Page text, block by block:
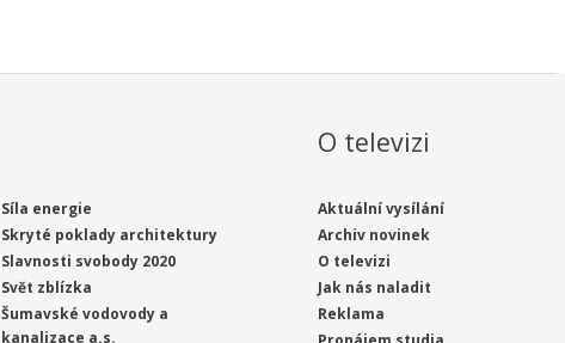
Síla energie
Skryté poklady architektury
Slavnosti svobody 2020
Svět zblízka
Šumavské vodovody a
kanalizace a.s.
O televizi
Aktuální vysílání
Archiv novinek
O televizi
Jak nás naladit
Reklama